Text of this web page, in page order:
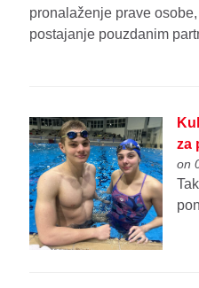
pronalaženje prave
postajanje pouzdanim
za
on